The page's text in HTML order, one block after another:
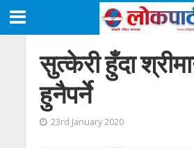
सुत्केरी हुँदा
हुनैपर्ने
23rd January 2020